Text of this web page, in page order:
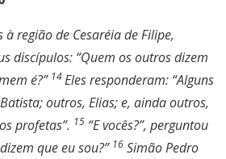
à região de Cesaréia de Filipe,
discípulos: “Quem os outros dizem
é?” 14Eles responderam: “Alguns
outros, Elias; e, ainda outros,
profetas”. 15 “E vocês?”, perguntou
que eu sou?” 16 Simão Pedro